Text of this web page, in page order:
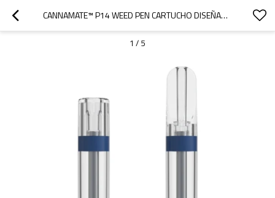
CANNAMATE™ P14 WEED PEN CARTUCHO DISEÑADO PARA UN SUBIDÓN SUAVE
1 / 5